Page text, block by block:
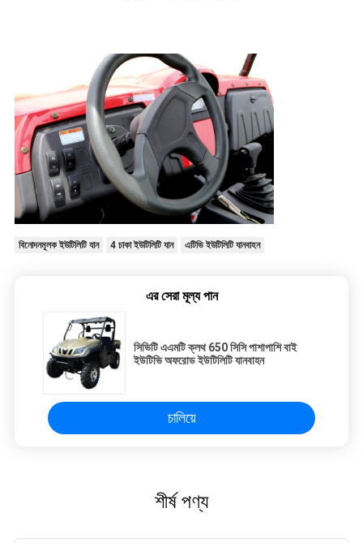
বিনোদনমূলক ইউটিলিটি যান 4 চাকা ইউটিলিটি যান এটিভি ইউটিলিটি যানবাহন
এর সেরা মূল্য পান
সিভিটি এএমটি ক্লথ 650 সিসি পাশাপাশি বাই
ইউটিভি অফরোড ইউটিলিটি যানবাহন
চালিয়ে
শীর্ষ পণ্য